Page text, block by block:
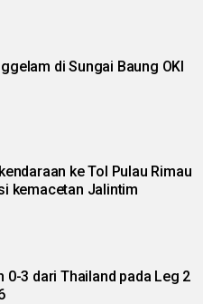
di Sungai Baung OKI
ke Tol Pulau Rimau
kemacetan Jalintim
0-3 dari Thailand pada Leg 2